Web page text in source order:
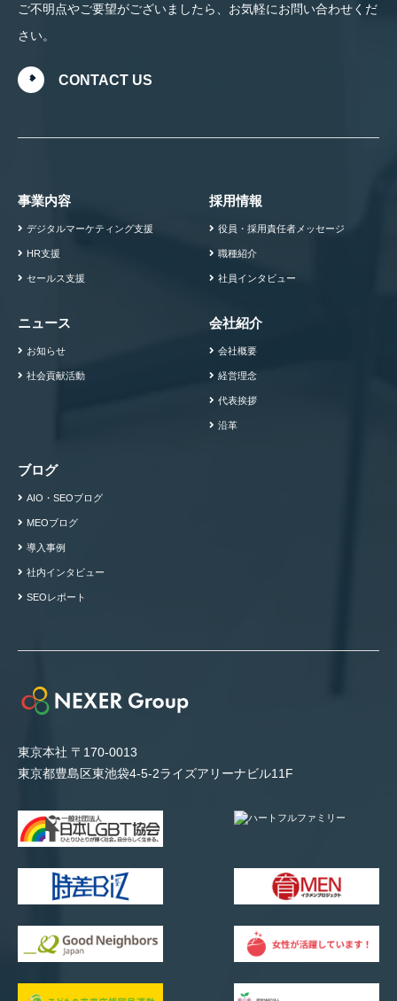
ご不明点やご要望がございましたら、お気軽にお問い合わせくだ
さい。
CONTACT US
東京本社 〒170-0013
東京都豊島区東池袋4-5-2ライズアリーナビル11F
事業内容
デジタルマーケティング支援
HR支援
セールス支援
採用情報
役員・採用責任者メッセージ
職種紹介
社員インタビュー
ニュース
お知らせ
社会貢献活動
会社紹介
会社概要
経営理念
代表挨拶
沿革
ブログ
AIO・SEOブログ
MEOブログ
導入事例
社内インタビュー
SEOレポート